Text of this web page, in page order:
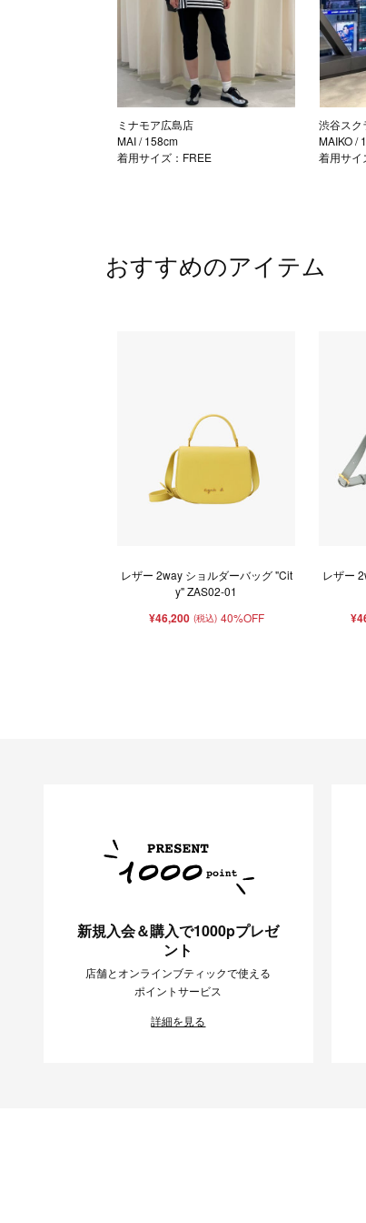
ミナモア広島店
MAI/ 158cm
着用サイズ：FREE
渋谷スク
MAIKO/
着用サイ
おすすめのアイテム
レザー 2way ショルダーバッグ "Cit
y" ZAS02-01
¥46,200 (税込) 40%OFF
レザー
新規入会＆購入で1000pプレゼ
ント
店舗とオンラインブティックで使える
ポイントサービス
詳細を見る